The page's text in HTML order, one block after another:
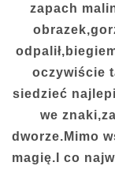
zapach
oczywiście
siedzieć
we
dworze.Mimo
magię.I co